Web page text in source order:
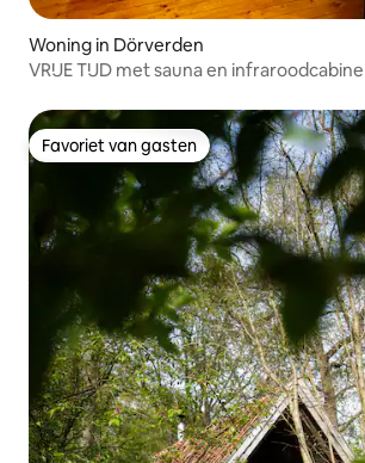
Woning in Dörverden
VRIJE TIJD met sauna en infraroodcabine
Favoriet van gasten
Favoriet van gasten